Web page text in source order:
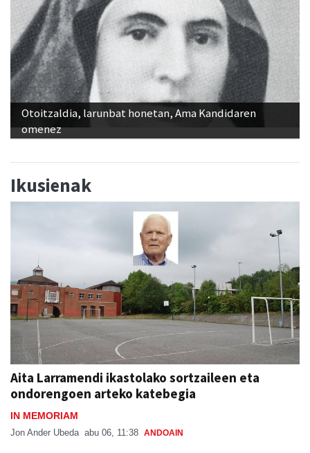
Otoitzaldia, larunbat honetan, Ama Kandidaren
omenez
Ikusienak
Aita Larramendi ikastolako sortzaileen eta
ondorengoen arteko katebegia
IN MEMORIAM
Jon Ander Ubeda abu 06, 11:38 ANDOAIN